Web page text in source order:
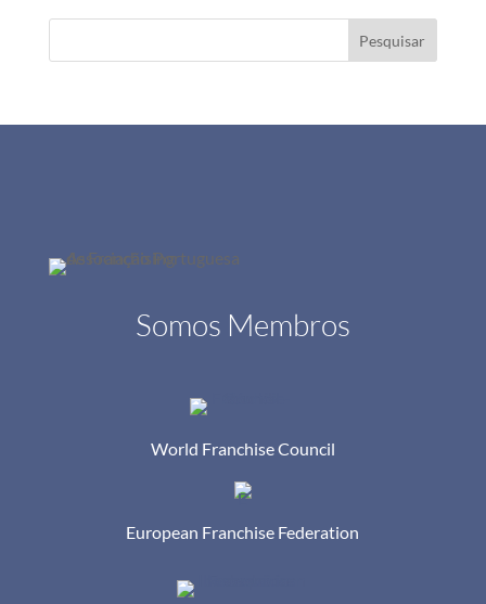
Pesquisar
Somos Membros
World Franchise Council
European Franchise Federation